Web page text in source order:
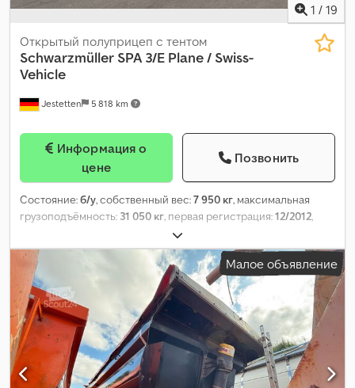
1 / 19
Jestetten 5 818 km
Открытый полуприцеп с тентом
Schwarzmüller SPA 3/E Plane / Swiss-
Vehicle
цене
Позвонить
Состояние:б/у, собственный вес:7 950 кг, максимальная
грузоподъёмность: 31 050 кг, первая регистрация:12/2012,
03/2025
общая ширина:25 500 мм, общая высота:40 000 мм, подвеска:
воздух
385 / 55 R 22.5 / 6mm, размер передней
шины:
385 / 55 R 22.5 / 6mm, эксплуатационная масса:
39 000
кг,
Малое объявление